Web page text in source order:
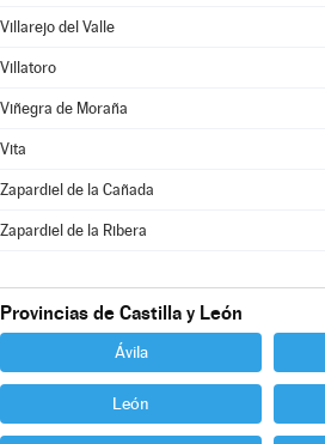
Villarejo del Valle
Villatoro
Viñegra de Moraña
Vita
Zapardiel de la Cañada
Zapardiel de la Ribera
Provincias de Castilla y León
Ávila
León